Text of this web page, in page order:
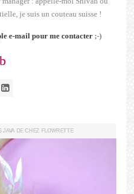
je suis un couteau suisse !
e-mail pour me contacter ;-)
JAVA DE CHEZ FLOWRETTE